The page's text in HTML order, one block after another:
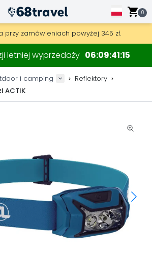
0
przy zamówieniach powyżej 345 zł.
dni na drewniane mapy i dekoracje.
sprzęt outdoorowy i akcesoria.
letniej wyprzedaży 06 09 41 15
i camping
Reflektory
ACTIK